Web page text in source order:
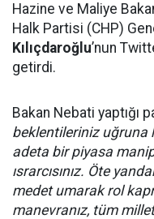
Hazine ve Maliye
Halk Partisi (CHP)
Kılıçdaroğlu’nun
getirdi.
Bakan Nebati yaptığı
beklentileriniz uğruna
adeta bir piyasa
ısrarcısınız. Öte
medet umarak rol
manevranız, tüm